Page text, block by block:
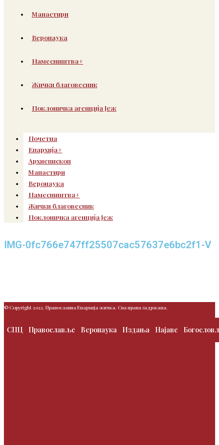
Манастири
Веронаука
Намесништва+
Жички благовесник
Поклоничка агенција Јеж
Почетна
Епархија+
Архиепископ
Манастири
Веронаука
Намесништва+
Жички благовесник
Поклоничка агенција Јеж
IMG-0fc766e747ff25507cac57637e6bc2f1-V
© Copyright 2022. Православна Епархија жичка. Сва права задржана.
СПЦ Православље Веронаука Издања Најаве